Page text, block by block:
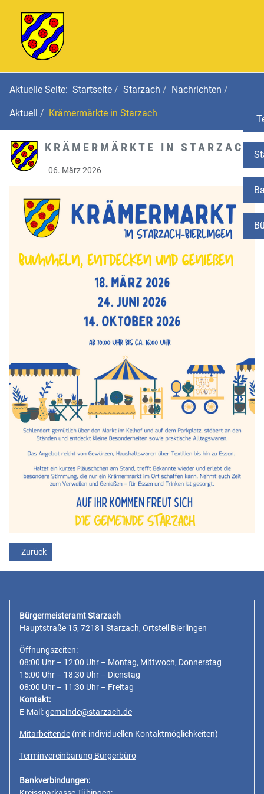
Aktuelle Seite: Startseite Starzach Nachrichten
Aktuell Krämermärkte in Starzach
KRÄMERMÄRKTE IN STARZACH
06. März 2026
Vorheriger Beitrag: NeckarErlebnisSommer 2026: Über 100 Gründe
Zurück
Bürgermeisteramt Starzach
Hauptstraße 15, 72181 Starzach, Ortsteil Bierlingen
Öffnungszeiten:
08:00 Uhr – 12:00 Uhr – Montag, Mittwoch, Donnerstag
15:00 Uhr – 18:30 Uhr – Dienstag
08:00 Uhr – 11:30 Uhr – Freitag
Kontakt:
E-Mail:gemeinde@starzach.de
Mitarbeitende (mit individuellen Kontaktmöglichkeiten)
Terminvereinbarung Bürgerbüro
Bankverbindungen: